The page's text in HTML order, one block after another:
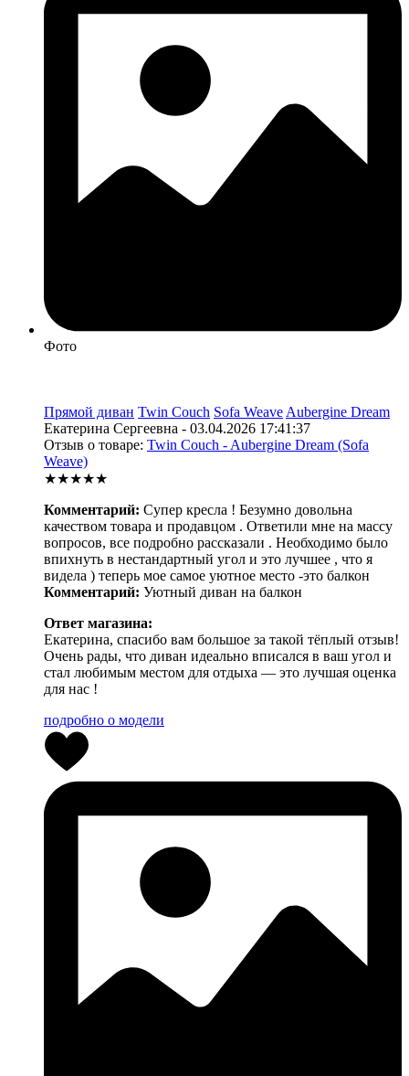
Фото
Прямой диван Twin Couch Sofa Weave Aubergine Dream
Екатерина Сергеевна - 03.04.2026 17:41:37
Отзыв о товаре: Twin Couch - Aubergine Dream (Sofa
Weave)
★★★★★
Комментарий: Супер кресла ! Безумно довольна
качеством товара и продавцом . Ответили мне на массу
вопросов, все подробно рассказали . Необходимо было
впихнуть в нестандартный угол и это лучшее , что я
видела ) теперь мое самое уютное место -это балкон
Комментарий: Уютный диван на балкон
Ответ магазина:
Екатерина, спасибо вам большое за такой тёплый отзыв!
Очень рады, что диван идеально вписался в ваш угол и
стал любимым местом для отдыха — это лучшая оценка
для нас !
подробно о модели